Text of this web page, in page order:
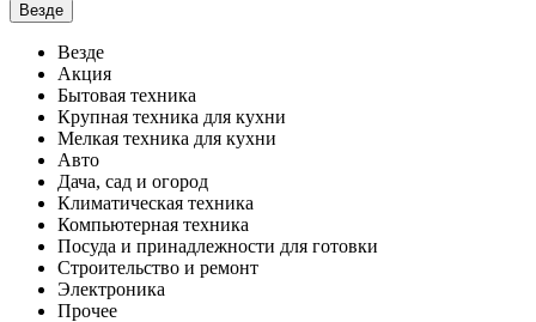
Везде
Везде
Акция
Бытовая техника
Крупная техника для кухни
Мелкая техника для кухни
Авто
Дача, сад и огород
Климатическая техника
Компьютерная техника
Посуда и принадлежности для готовки
Строительство и ремонт
Электроника
Прочее